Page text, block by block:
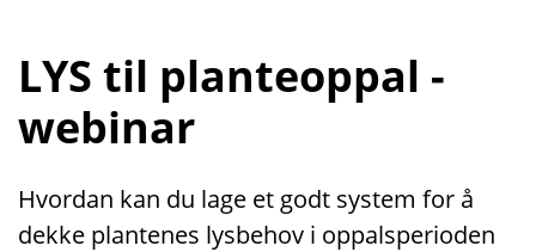
LYS til planteoppal -
webinar
Hvordan kan du lage et godt system for å
dekke plantenes lysbehov i oppalsperioden